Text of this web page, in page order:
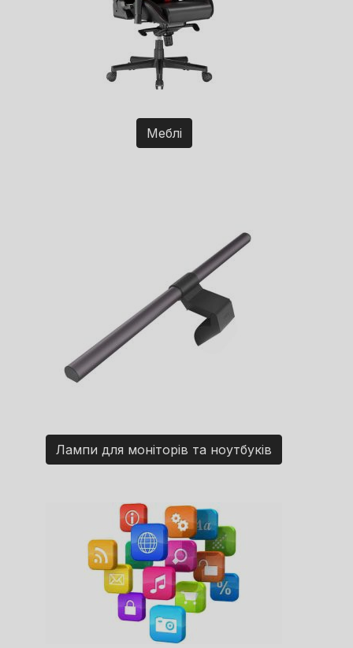
Меблі
Лампи для моніторів та ноутбуків